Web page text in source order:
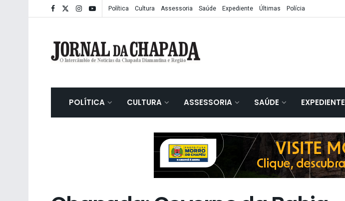
Política Cultura Assessoria Saúde Expediente Últimas Polícia
POLÍTICA CULTURA ASSESSORIA SAÚDE EXPEDIENTE